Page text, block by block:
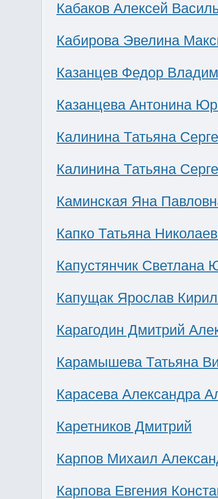
Кабаков Алексей
Кабирова Эвелина
Казанцев Федор
Казанцева Антонина
Калинина Татьяна
Калинина Татьяна
Каминская Яна
Капко Татьяна
Капустянчик Светлана
Капущак Ярослав
Карагодин Дмитрий
Карамышева Татьяна
Карасева Александра
Каретников Дмитрий
Карпов Михаил
Карпова Евгения